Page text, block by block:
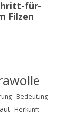
Bedeutung
Herkunft